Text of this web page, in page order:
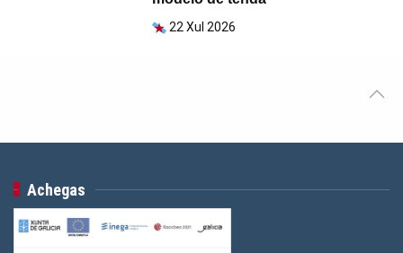
22 Xul 2026
Achegas